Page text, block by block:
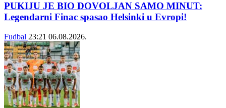
PUKIJU JE BIO DOVOLJAN SAMO MINUT:
Legendarni Finac spasao Helsinki u Evropi!
Fudbal 23:21 06.08.2026.